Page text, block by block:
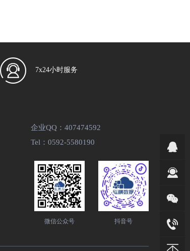
7x24小时服务
企业QQ：407474592
Tel：0592-5580190
微信公众号 抖音号